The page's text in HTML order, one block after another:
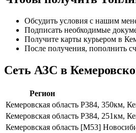
Обсудить условия с нашим
Подписать необходимые
Получите карты курьером в
После получения, пополнить
Сеть АЗС в
Регион
Кемеровская область Р384, 350км,
Кемеровская область Р384, 251км,
Кемеровская область [М53]